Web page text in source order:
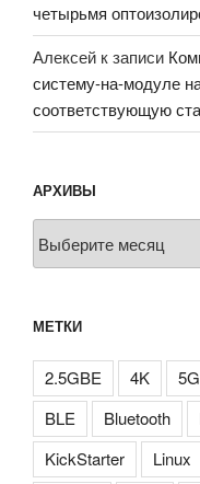
четырьмя
Алексей к записи
систему-на-модуле
соответствующую
АРХИВЫ
МЕТКИ
2.5GBE 4K 5G
BLE
Bluetooth
KickStarter
Linux